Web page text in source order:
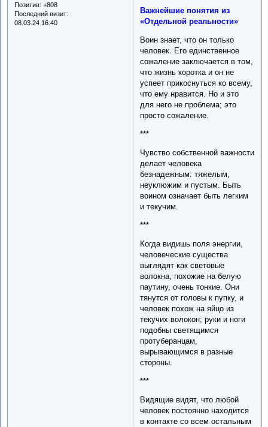
Позитив: +808
Последний визит:
08.03.24 16:40
Важнейшие понятия из
«Отдельной реальности»
Воин знает, что он только
человек. Его единственное
сожаление заключается в том,
что жизнь коротка и он не
успеет прикоснуться ко всему,
что ему нравится. Но и это
для него не проблема; это
просто сожаление.
***
Чувство собственной важности
делает человека
безнадежным: тяжелым,
неуклюжим и пустым. Быть
воином означает быть легким
и текучим.
***
Когда видишь поля энергии,
человеческие существа
выглядят как световые
волокна, похожие на белую
паутину, очень тонкие. Они
тянутся от головы к пупку, и
человек похож на яйцо из
текучих волокон; руки и ноги
подобны светящимся
протуберанцам,
вырывающимся в разные
стороны.
***
Видящие видят, что любой
человек постоянно находится
в контакте со всем остальным